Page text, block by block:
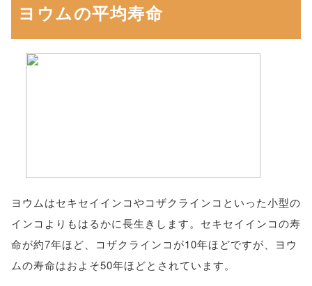
ヨウムの平均寿命
ヨウムはセキセイインコやコザクラインコといった小型の
インコよりもはるかに長生きします。セキセイインコの寿
命が約7年ほど、コザクラインコが10年ほどですが、ヨウ
ムの寿命はおよそ50年ほどとされています。